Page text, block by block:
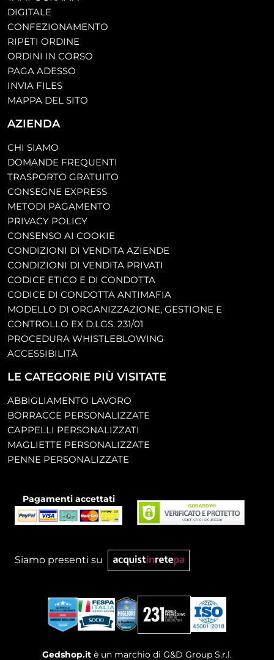
DIGITALE
CONFEZIONAMENTO
RIPETI ORDINE
ORDINI IN CORSO
PAGA ADESSO
INVIA FILES
MAPPA DEL SITO
AZIENDA
CHI SIAMO
DOMANDE FREQUENTI
TRASPORTO GRATUITO
CONSEGNE EXPRESS
METODI PAGAMENTO
PRIVACY POLICY
CONSENSO AI COOKIE
CONDIZIONI DI VENDITA AZIENDE
CONDIZIONI DI VENDITA PRIVATI
CODICE ETICO E DI CONDOTTA
CODICE DI CONDOTTA ANTIMAFIA
MODELLO DI ORGANIZZAZIONE, GESTIONE E
CONTROLLO EX D.LGS. 231/01
PROCEDURA WHISTLEBLOWING
ACCESSIBILITÀ
LE CATEGORIE PIÙ VISITATE
ABBIGLIAMENTO LAVORO
BORRACCE PERSONALIZZATE
CAPPELLI PERSONALIZZATI
MAGLIETTE PERSONALIZZATE
PENNE PERSONALIZZATE
Pagamenti accettati
Siamo presenti su
Gedshop.it è un marchio di G&D Group S.r.l.